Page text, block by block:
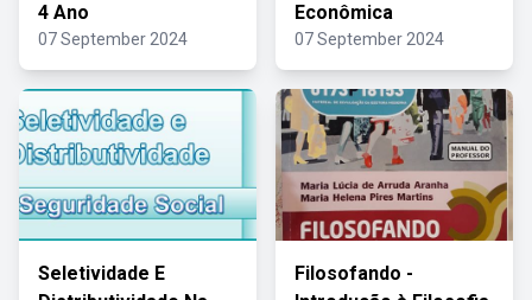
4 Ano
07 September 2024
Econômica
07 September 2024
Seletividade E
Filosofando -